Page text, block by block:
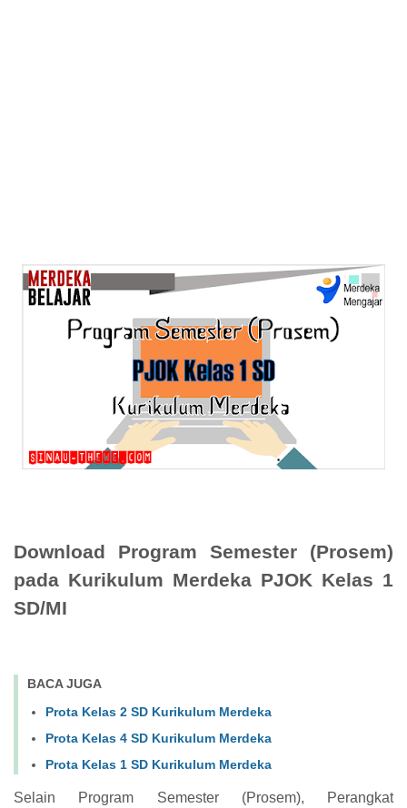
Download Program Semester (Prosem)
pada Kurikulum Merdeka PJOK Kelas 1
SD/MI
BACA JUGA
Prota Kelas 2 SD Kurikulum Merdeka
Prota Kelas 4 SD Kurikulum Merdeka
Prota Kelas 1 SD Kurikulum Merdeka
Selain Program Semester (Prosem), Perangkat